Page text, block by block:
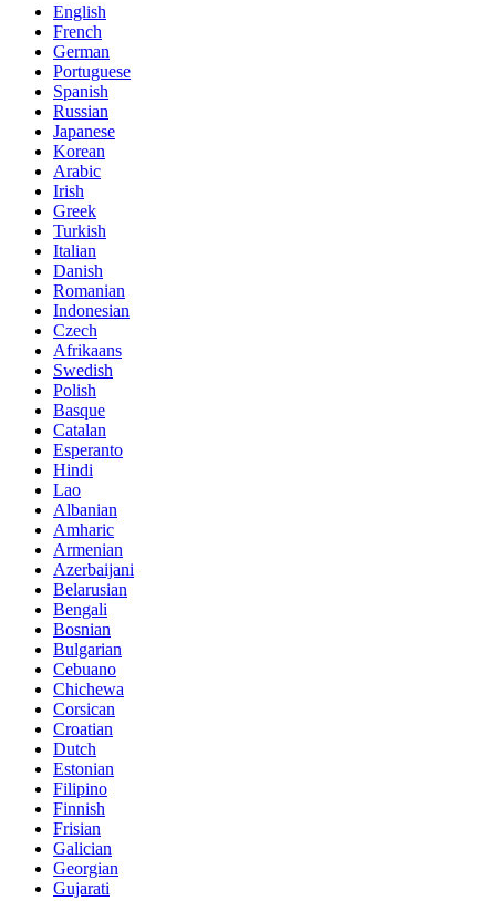
English
French
German
Portuguese
Spanish
Russian
Japanese
Korean
Arabic
Irish
Greek
Turkish
Italian
Danish
Romanian
Indonesian
Czech
Afrikaans
Swedish
Polish
Basque
Catalan
Esperanto
Hindi
Lao
Albanian
Amharic
Armenian
Azerbaijani
Belarusian
Bengali
Bosnian
Bulgarian
Cebuano
Chichewa
Corsican
Croatian
Dutch
Estonian
Filipino
Finnish
Frisian
Galician
Georgian
Gujarati